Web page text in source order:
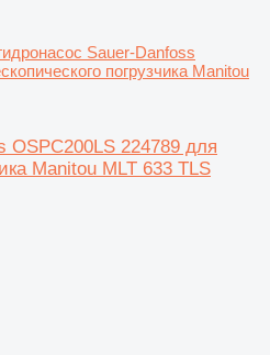
Sauer-Danfoss
погрузчика Manitou
OSPC200LS 224789 для
Manitou MLT 633 TLS